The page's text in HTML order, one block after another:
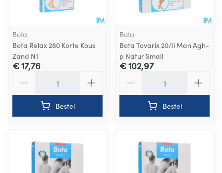
Bota
Bota Relax 280 Korte Kous
Zand N1
€ 17,76
Bestel
Bota
Bota Tovarix 20/ii Man Agh-
p Natur Small
€ 102,97
Bestel